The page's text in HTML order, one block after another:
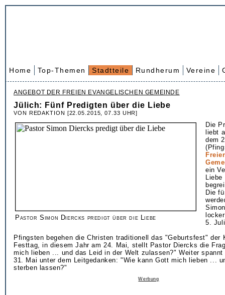
Home Top-Themen Stadtteile Rundherum Vereine
ANGEBOT DER FREIEN EVANGELISCHEN GEMEINDE
Jülich: Fünf Predigten über die Liebe
VON REDAKTION [22.05.2015, 07.33 UHR]
Pastor Simon Diercks predigt über die Liebe
Die
liebt
dem
ein
Liebe
Die
5.
Pfingsten begehen die Christen traditionell das "Geburtsfest" der
Festtag, in diesem Jahr am 24. Mai, stellt Pastor Diercks die
mich lieben ... und das Leid in der Welt zulassen?" Weiter spannt
31. Mai unter dem Leitgedanken: "Wie kann Gott mich lieben ...
sterben lassen?"
Werbung